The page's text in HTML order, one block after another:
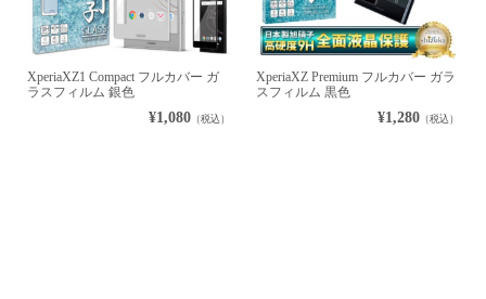
XperiaXZ1 Compact フルカバー ガ
ラスフィルム 銀色
¥1,080（税込）
XperiaXZ Premium フルカバー ガラ
スフィルム 黒色
¥1,280 （税込）